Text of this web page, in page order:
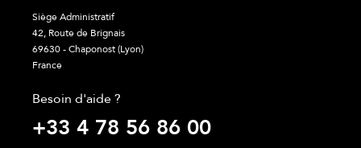
Siège Administratif
42, Route de Brignais
69630 - Chaponost (Lyon)
France
Besoin d'aide ?
+33 4 78 56 86 00